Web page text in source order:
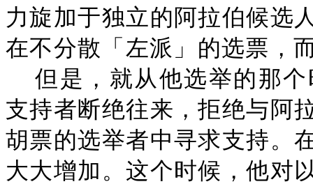
力旋加于独立的阿拉伯候选
在不分散「左派」的选票，
但是，就从他选举的那
支持者断绝往来，拒绝与阿
胡票的选举者中寻求支持。
大大增加。这个时候，他对